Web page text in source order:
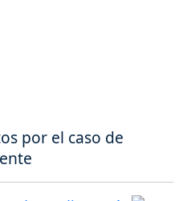
por el caso de